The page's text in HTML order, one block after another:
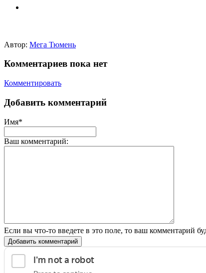
Автор: Мега Тюмень
Комментариев пока нет
Комментировать
Добавить комментарий
Имя*
Ваш комментарий:
Если вы что-то введете в это поле, то ваш комментарий
Добавить комментарий